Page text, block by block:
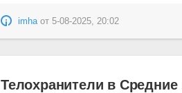
imhaот5-08-2025, 20:02
Телохранители в Средние